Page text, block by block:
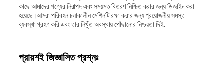
কাছে আমাদের পণ্যের নিরাপদ এবং সময়মত বিতরণ নিশ্চিত করার জন্য ডিজাইন করা
হয়েছে।আমরা পরিবহন চলাকালীন মেশিনটি রক্ষা করার জন্য প্রয়োজনীয় সমস্ত
ব্যবস্থা গ্রহণ করি এবং তার নিখুঁত অবস্থায় পৌঁছানোর নিশ্চয়তা দিই.
প্রায়শই জিজ্ঞাসিত প্রশ্নঃ